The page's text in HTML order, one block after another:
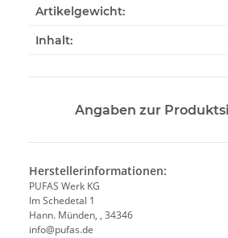
Artikelgewicht:
Inhalt:
Angaben zur
Herstellerinformationen:
PUFAS Werk KG
Im Schedetal 1
Hann. Münden, , 34346
info@pufas.de